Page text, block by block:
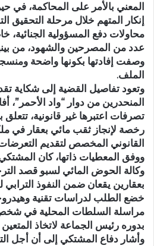
المعني بالأمر على المحاكمة، في
إنكار المتهم خلال مرحلة التحقيق
محاولات دفع المسؤولية
عدد من المصرحين والشهود، من
وصفت إفادتها بكونها واضحة
الملف.
وتعود تفاصيل القضية إلى شكاية
المنحدرين من دوار “واد الأحمر”،
تصرفات اعتبرها غير قانونية،
رخصة لإنجاز ثقب مائي بعقار في
القانوني المخصص لتقديم
ووفق المعطيات ذاتها، كان
وكالة الحوض المائي لسبو قصد
بعقارين يقعان ضمن النفوذ الترابي
خضع الطلب لدراسات تقنية
مراسلة السلطات المحلية في شخص
بدوره رئيس الجماعة لاتخاذ المتعين
وأشار دفاع المشتكي إلى أن أجل